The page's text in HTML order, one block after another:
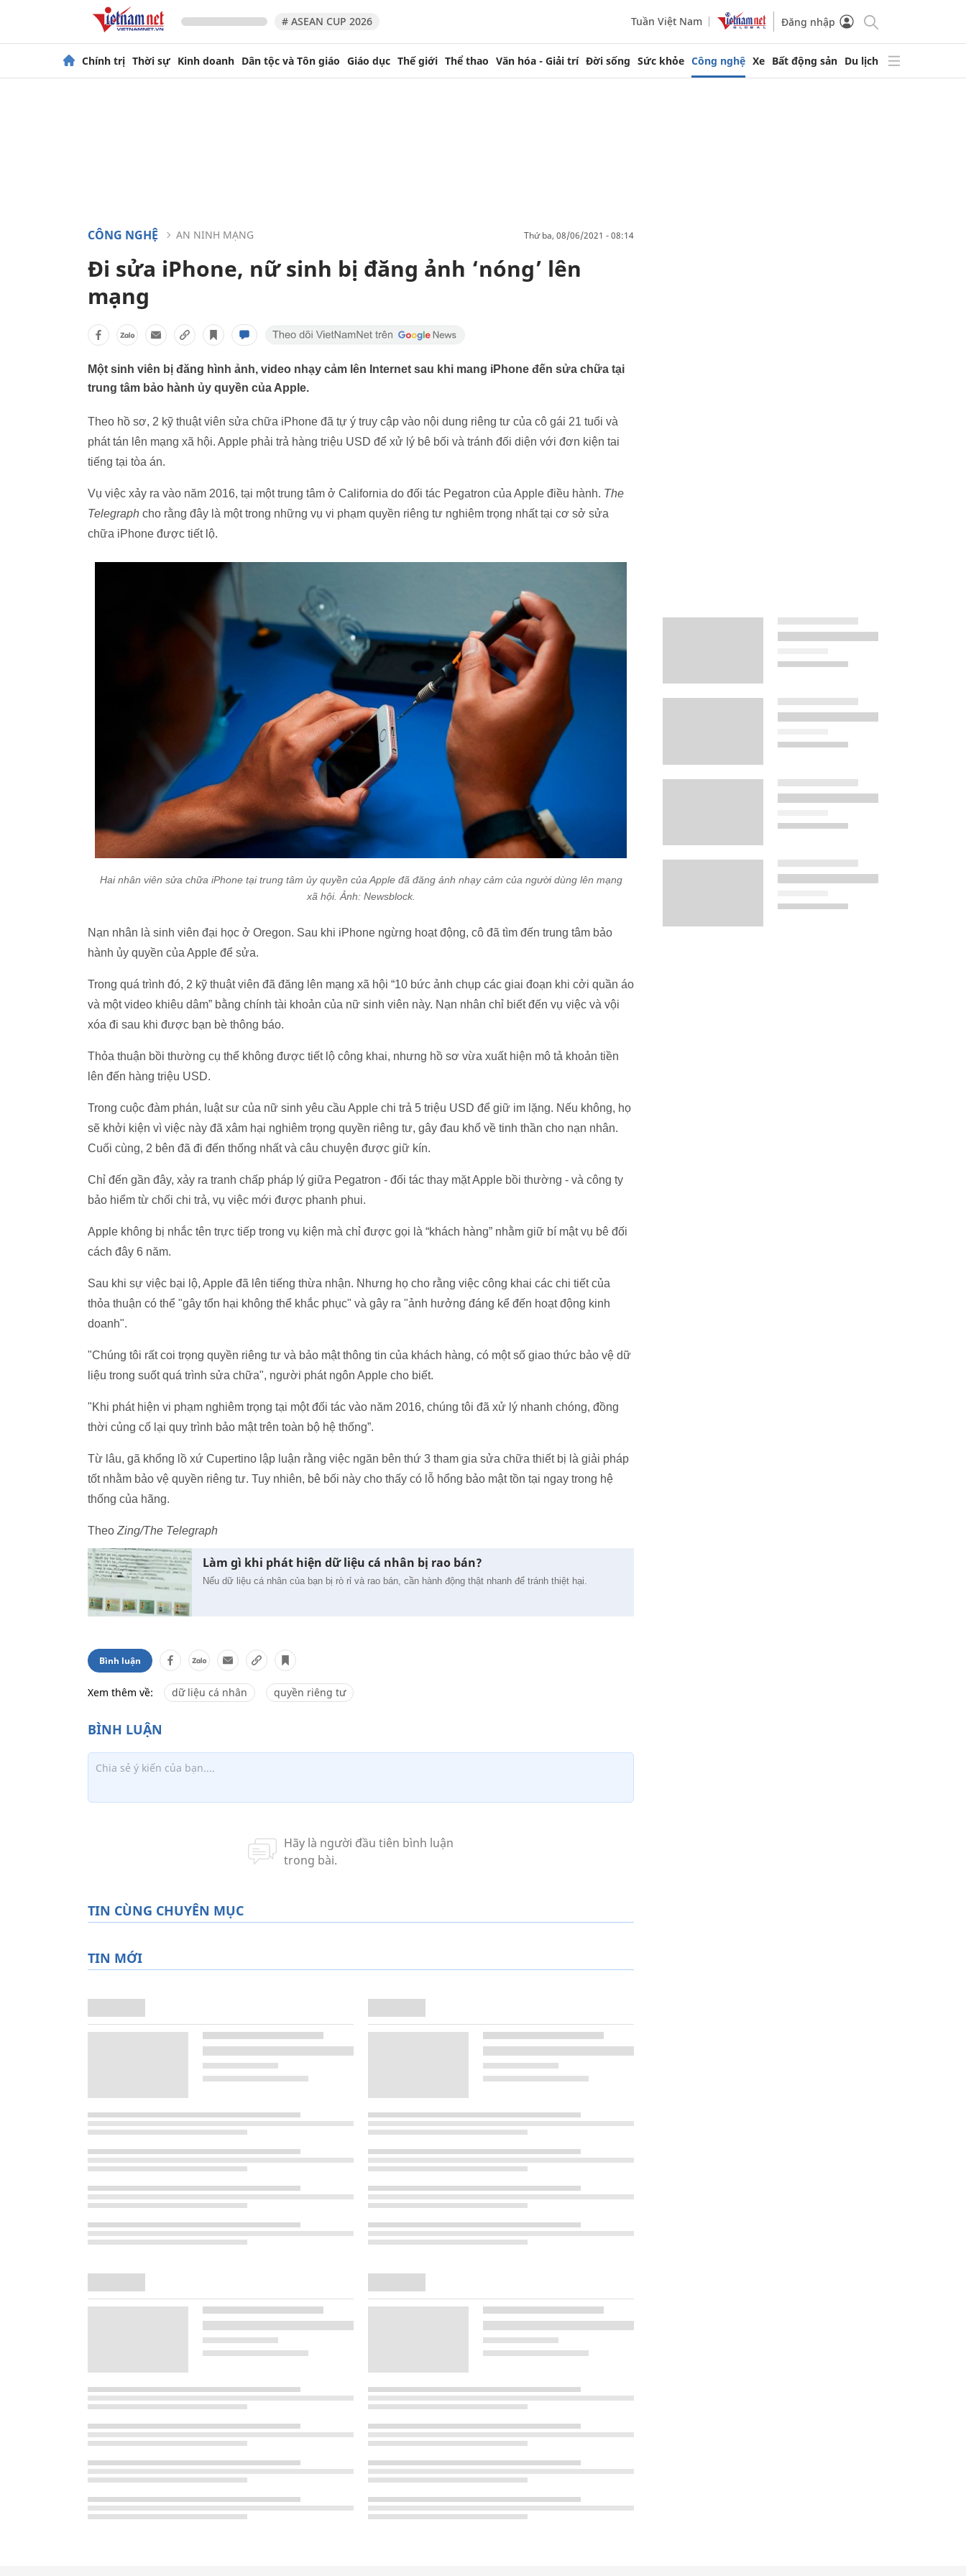
# ASEAN CUP 2026 Tuần Việt Nam Đăng nhập
Chính trị Thời sự Kinh doanh Dân tộc và Tôn giáo Giáo dục Thế giới Thể thao Văn hóa - Giải trí Đời sống Sức khỏe Công nghệ Xe Bất động sản Du lịch
CÔNG NGHỆ AN NINH MẠNG thứ ba, 08/06/2021 - 08:14
Đi sửa iPhone, nữ sinh bị đăng ảnh ‘nóng’ lên
mạng
Một sinh viên bị đăng hình ảnh, video nhạy cảm lên Internet sau khi mang iPhone đến sửa chữa tại
trung tâm bảo hành ủy quyền của Apple.
Theo hồ sơ, 2 kỹ thuật viên sửa chữa iPhone đã tự ý truy cập vào nội dung riêng tư của cô gái 21 tuổi và
phát tán lên mạng xã hội. Apple phải trả hàng triệu USD để xử lý bê bối và tránh đối diện với đơn kiện tai
tiếng tại tòa án.
Vụ việc xảy ra vào năm 2016, tại một trung tâm ở California do đối tác Pegatron của Apple điều hành. The
Telegraph cho rằng đây là một trong những vụ vi phạm quyền riêng tư nghiêm trọng nhất tại cơ sở sửa
chữa iPhone được tiết lộ.
Hai nhân viên sửa chữa iPhone tại trung tâm ủy quyền của Apple đã đăng ảnh nhạy cảm của người dùng lên mạng
xã hội. Ảnh: Newsblock.
Nạn nhân là sinh viên đại học ở Oregon. Sau khi iPhone ngừng hoạt động, cô đã tìm đến trung tâm bảo
hành ủy quyền của Apple để sửa.
Trong quá trình đó, 2 kỹ thuật viên đã đăng lên mạng xã hội “10 bức ảnh chụp các giai đoạn khi cởi quần áo
và một video khiêu dâm” bằng chính tài khoản của nữ sinh viên này. Nạn nhân chỉ biết đến vụ việc và vội
xóa đi sau khi được bạn bè thông báo.
Thỏa thuận bồi thường cụ thể không được tiết lộ công khai, nhưng hồ sơ vừa xuất hiện mô tả khoản tiền
lên đến hàng triệu USD.
Trong cuộc đàm phán, luật sư của nữ sinh yêu cầu Apple chi trả 5 triệu USD để giữ im lặng. Nếu không, họ
sẽ khởi kiện vì việc này đã xâm hại nghiêm trọng quyền riêng tư, gây đau khổ về tinh thần cho nạn nhân.
Cuối cùng, 2 bên đã đi đến thống nhất và câu chuyện được giữ kín.
Chỉ đến gần đây, xảy ra tranh chấp pháp lý giữa Pegatron - đối tác thay mặt Apple bồi thường - và công ty
bảo hiểm từ chối chi trả, vụ việc mới được phanh phui.
Apple không bị nhắc tên trực tiếp trong vụ kiện mà chỉ được gọi là “khách hàng” nhằm giữ bí mật vụ bê đối
cách đây 6 năm.
Sau khi sự việc bại lộ, Apple đã lên tiếng thừa nhận. Nhưng họ cho rằng việc công khai các chi tiết của
thỏa thuận có thể "gây tổn hại không thể khắc phục" và gây ra "ảnh hưởng đáng kể đến hoạt động kinh
doanh".
"Chúng tôi rất coi trọng quyền riêng tư và bảo mật thông tin của khách hàng, có một số giao thức bảo vệ dữ
liệu trong suốt quá trình sửa chữa", người phát ngôn Apple cho biết.
"Khi phát hiện vi phạm nghiêm trọng tại một đối tác vào năm 2016, chúng tôi đã xử lý nhanh chóng, đồng
thời củng cố lại quy trình bảo mật trên toàn bộ hệ thống”.
Từ lâu, gã khổng lồ xứ Cupertino lập luận rằng việc ngăn bên thứ 3 tham gia sửa chữa thiết bị là giải pháp
tốt nhằm bảo vệ quyền riêng tư. Tuy nhiên, bê bối này cho thấy có lỗ hổng bảo mật tồn tại ngay trong hệ
thống của hãng.
Theo Zing/The Telegraph
Làm gì khi phát hiện dữ liệu cá nhân bị rao bán?
Nếu dữ liệu cá nhân của bạn bị rò rỉ và rao bán, cần hành động thật nhanh để tránh thiệt hại.
Bình luận
Xem thêm về: dữ liệu cá nhân quyền riêng tư
TIN CÙNG CHUYÊN MỤC
TIN MỚI